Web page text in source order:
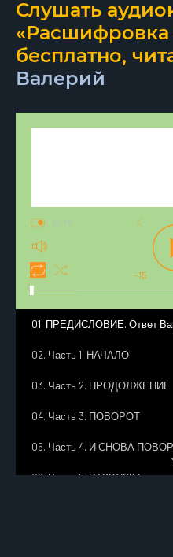
Слушать
бесплатно,
Валерий
-15
AUTO
01. ПРЕДИСЛОВИЕ. Ответ
02. Часть 1. НАЧАЛО
03. Часть 2. ПРОДОЛЖЕНИЕ
04. Часть 3. ПОВОРОТ
05. Часть 4. И СНОВА
06. Часть 5. РАЗВЯЗКА